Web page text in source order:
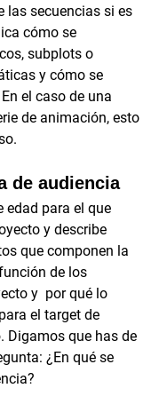
las secuencias si es
cómo se
subplots o
y cómo se
el caso de una
de animación, esto
de audiencia
edad para el que
y describe
que componen la
de los
y  por qué lo
el target de
Digamos que has de
¿En qué se